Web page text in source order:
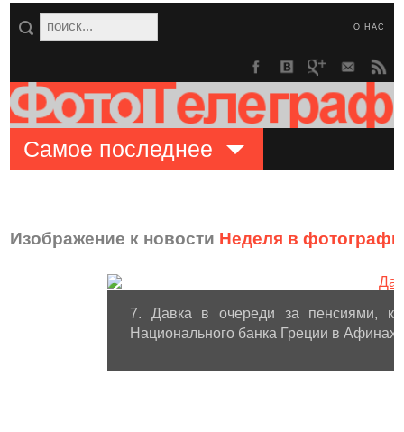
О НАС
Самое последнее
Изображение к новости Неделя в
7. Давка в очереди за пенсиями,
Национального банка Греции в Афинах